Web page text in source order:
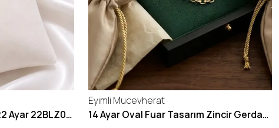
10 GRAM Zikzak Bilezik 22 Ayar 22BLZ004
Eyimli Mucevherat
14 Ayar Oval Fuar Tasarım Zincir Gerdanlık KY1071